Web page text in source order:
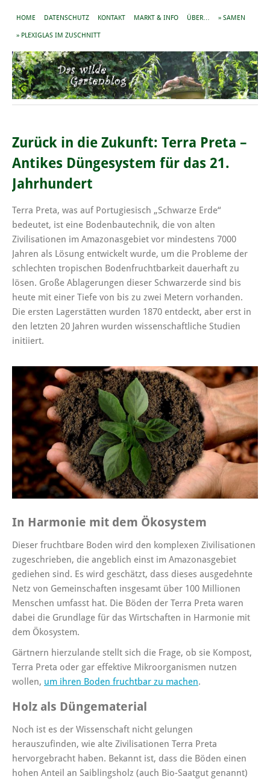
HOME DATENSCHUTZ KONTAKT MARKT & INFO ÜBER… » SAMEN
» PLEXIGLAS IM ZUSCHNITT
Zurück in die Zukunft: Terra Preta –
Antikes Düngesystem für das 21.
Jahrhundert
Terra Preta, was auf Portugiesisch „Schwarze Erde“
bedeutet, ist eine Bodenbautechnik, die von alten
Zivilisationen im Amazonasgebiet vor mindestens 7000
Jahren als Lösung entwickelt wurde, um die Probleme der
schlechten tropischen Bodenfruchtbarkeit dauerhaft zu
lösen. Große Ablagerungen dieser Schwarzerde sind bis
heute mit einer Tiefe von bis zu zwei Metern vorhanden.
Die ersten Lagerstätten wurden 1870 entdeckt, aber erst in
den letzten 20 Jahren wurden wissenschaftliche Studien
initiiert.
In Harmonie mit dem Ökosystem
Dieser fruchtbare Boden wird den komplexen Zivilisationen
zugeschrieben, die angeblich einst im Amazonasgebiet
gediehen sind. Es wird geschätzt, dass dieses ausgedehnte
Netz von Gemeinschaften insgesamt über 100 Millionen
Menschen umfasst hat. Die Böden der Terra Preta waren
dabei die Grundlage für das Wirtschaften in Harmonie mit
dem Ökosystem.
Gärtnern hierzulande stellt sich die Frage, ob sie Kompost,
Terra Preta oder gar effektive Mikroorganismen nutzen
wollen, um ihren Boden fruchtbar zu machen.
Holz als Düngematerial
Noch ist es der Wissenschaft nicht gelungen
herauszufinden, wie alte Zivilisationen Terra Preta
hervorgebracht haben. Bekannt ist, dass die Böden einen
hohen Anteil an Saiblingsholz (auch Bio-Saatgut genannt)